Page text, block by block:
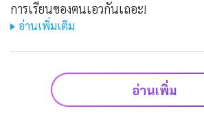
การเรียนของตนเอวกันเถอะ!
อ่านเพิ่มเติม
อ่านเพิ่ม